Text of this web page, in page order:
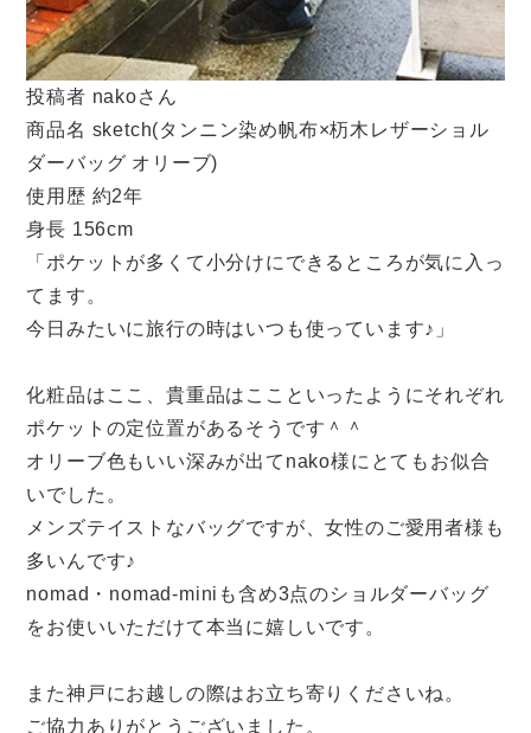
投稿者 nakoさん
商品名 sketch(タンニン染め帆布×杤木レザーショル
ダーバッグ オリーブ)
使用歴 約2年
身長 156cm
「ポケットが多くて小分けにできるところが気に入っ
てます。
今日みたいに旅行の時はいつも使っています♪」
化粧品はここ、貴重品はここといったようにそれぞれ
ポケットの定位置があるそうです＾＾
オリーブ色もいい深みが出てnako様にとてもお似合
いでした。
メンズテイストなバッグですが、女性のご愛用者様も
多いんです♪
nomad・nomad-miniも含め3点のショルダーバッグ
をお使いいただけて本当に嬉しいです。
また神戸にお越しの際はお立ち寄りくださいね。
ご協力ありがとうございました。